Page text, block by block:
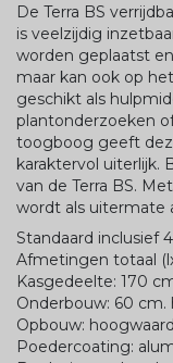
De Terra BS
is veelzijdig
worden geplaatst
maar kan ook op
geschikt als
plantonderzoeken
toogboog geeft
karaktervol
van de Terra BS.
wordt als uitermate
Standaard inclusief
Afmetingen totaal
Kasgedeelte: 170
Onderbouw: 60 cm.
Opbouw:
Poedercoating: